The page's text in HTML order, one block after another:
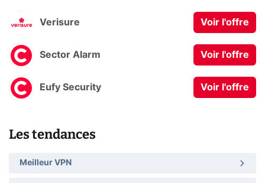
Verisure Voir l'offre
Sector Alarm Voir l'offre
Eufy Security Voir l'offre
Les tendances
Meilleur VPN